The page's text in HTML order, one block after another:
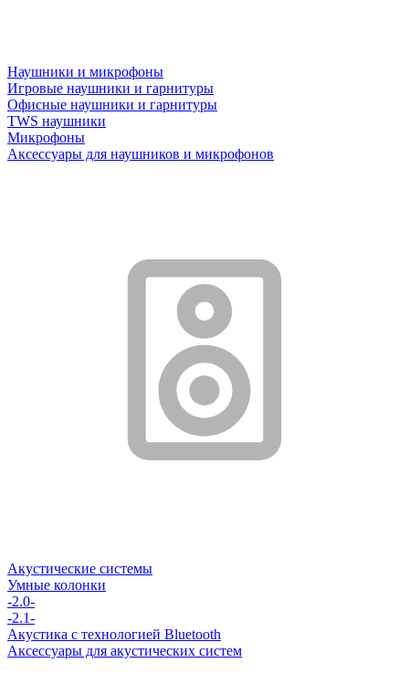
Наушники и микрофоны
Игровые наушники и гарнитуры
Офисные наушники и гарнитуры
TWS наушники
Микрофоны
Аксессуары для наушников и микрофонов
Акустические системы
Умные колонки
-2.0-
-2.1-
Акустика с технологией Bluetooth
Аксессуары для акустических систем